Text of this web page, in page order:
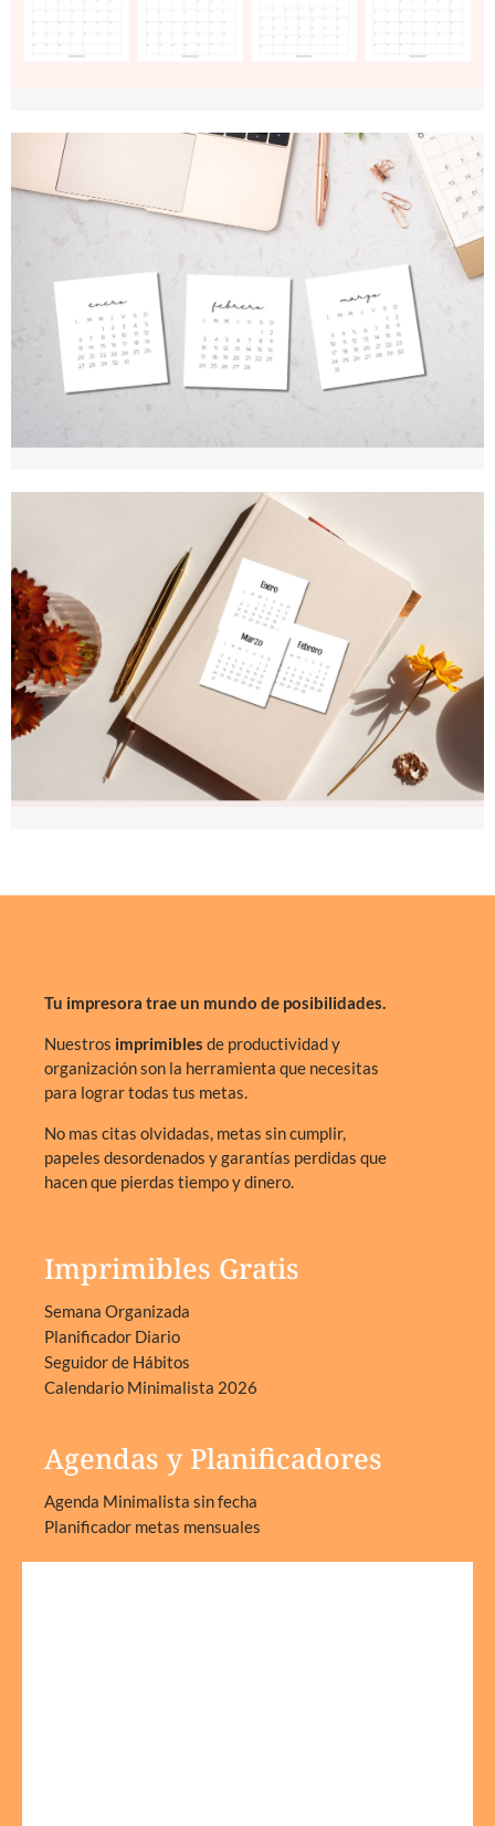
Tu impresora trae un mundo de posibilidades.
Nuestros imprimibles de productividad y
organización son la herramienta que necesitas
para lograr todas tus metas.
No mas citas olvidadas, metas sin cumplir,
papeles desordenados y garantías perdidas que
hacen que pierdas tiempo y dinero.
Imprimibles Gratis
Semana Organizada
Planificador Diario
Seguidor de Hábitos
Calendario Minimalista 2026
Agendas y Planificadores
Agenda Minimalista sin fecha
Planificador metas mensuales